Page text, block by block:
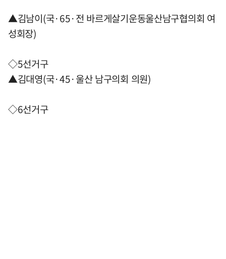
▲김남이(국·65·전 바르게살기운동울산남구협의회 여
성회장)
◇5선거구
▲김대영(국·45·울산 남구의회 의원)
◇6선거구